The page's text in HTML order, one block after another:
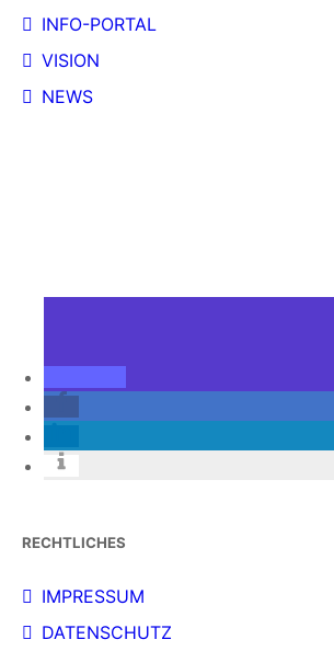
INFO-PORTAL
VISION
NEWS
RECHTLICHES
IMPRESSUM
DATENSCHUTZ